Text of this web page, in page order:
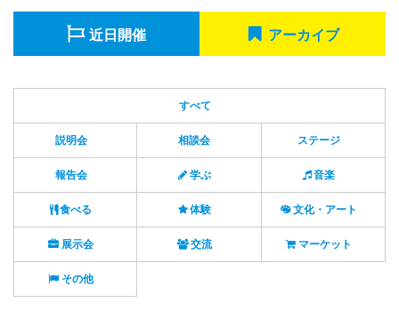
近日開催 アーカイブ
すべて
説明会 相談会 ステージ
報告会 学ぶ 音楽
食べる 体験 文化・アート
展示会 交流 マーケット
その他